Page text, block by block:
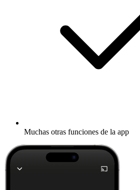
Muchas otras funciones de la app